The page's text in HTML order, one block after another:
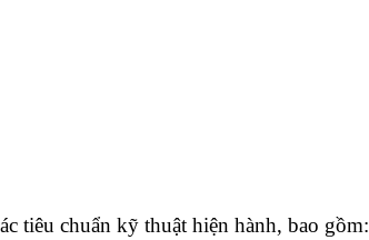
tiêu chuẩn kỹ thuật hiện hành, bao gồm: